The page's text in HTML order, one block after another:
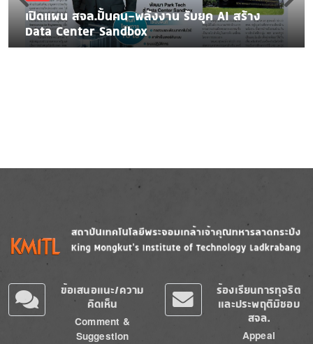
เปิดแผน สจล.ปั้นคน-พลังงาน รับยุค AI สร้าง
Data Center Sandbox
Image
ข้อเสนอแนะ/ความ
คิดเห็น
Comment &
Suggestion
ร้องเรียนการทุจริต
และประพฤติมิชอบ
สจล.
Appeal